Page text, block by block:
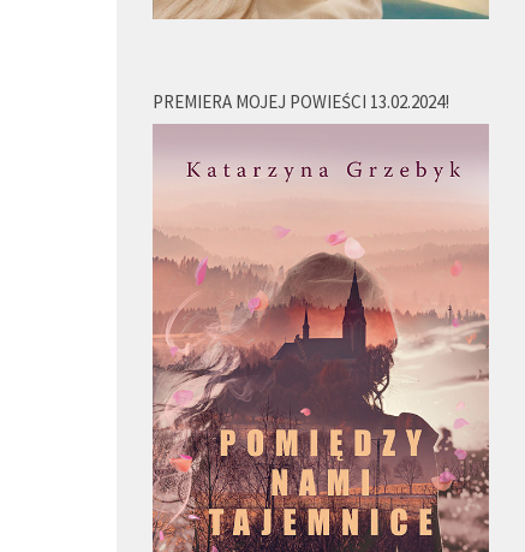
PREMIERA MOJEJ POWIEŚCI 13.02.2024!